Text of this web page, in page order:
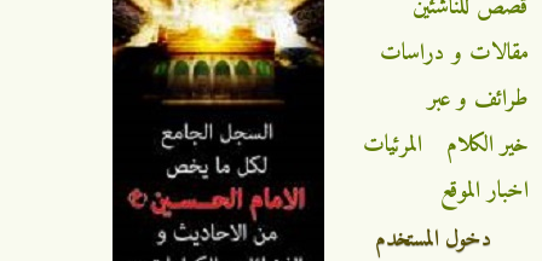
مقالات و دراسات
طرائف و عبر
خير الكلام
المرئيات
اخبار الموقع
دخول المستخدم